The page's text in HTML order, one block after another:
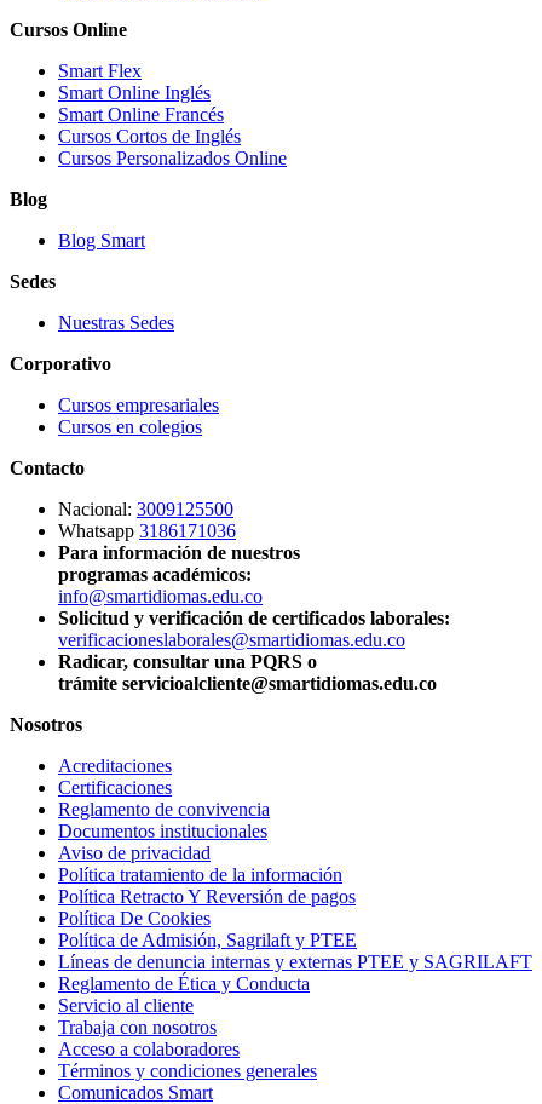
Cursos Online
Smart Flex
Smart Online Inglés
Smart Online Francés
Cursos Cortos de Inglés
Cursos Personalizados Online
Blog
Blog Smart
Sedes
Nuestras Sedes
Corporativo
Cursos empresariales
Cursos en colegios
Contacto
Nacional: 3009125500
Whatsapp 3186171036
Para información de nuestros
programas académicos:
info@smartidiomas.edu.co
Solicitud y verificación de certificados laborales:
verificacioneslaborales@smartidiomas.edu.co
Radicar, consultar una PQRS o
trámite servicioalcliente@smartidiomas.edu.co
Nosotros
Acreditaciones
Certificaciones
Reglamento de convivencia
Documentos institucionales
Aviso de privacidad
Política tratamiento de la información
Política Retracto Y Reversión de pagos
Política De Cookies
Política de Admisión, Sagrilaft y PTEE
Líneas de denuncia internas y externas PTEE y SAGRILAFT
Reglamento de Ética y Conducta
Servicio al cliente
Trabaja con nosotros
Acceso a colaboradores
Términos y condiciones generales
Comunicados Smart